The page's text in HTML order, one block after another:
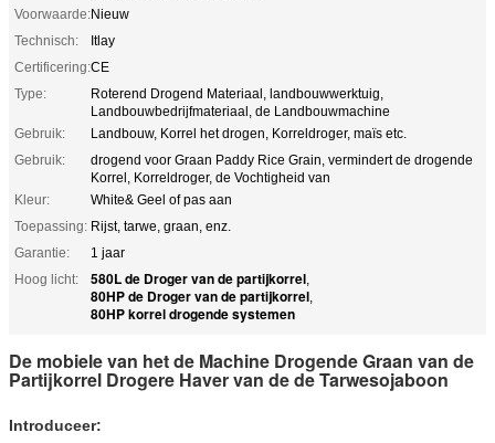
Voorwaarde:Nieuw
Technisch:
Itlay
Certificering:CE
Type:
Roterend Drogend Materiaal, landbouwwerktuig,
Landbouwbedrijfmateriaal, de Landbouwmachine
Gebruik:
Landbouw, Korrel het drogen, Korreldroger, maïs etc.
Gebruik:
drogend voor Graan Paddy Rice Grain, vermindert de drogende
Korrel, Korreldroger, de Vochtigheid van
Kleur:
White& Geel of pas aan
Toepassing: Rijst, tarwe, graan, enz.
Garantie:
1 jaar
Hoog licht:
580L de Droger van de partijkorrel,
80HP de Droger van de partijkorrel,
80HP korrel drogende systemen
De mobiele van het de Machine Drogende Graan van de
Partijkorrel Drogere Haver van de de Tarwesojaboon
Introduceer: